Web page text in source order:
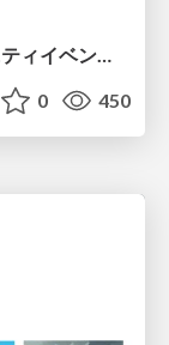
東京データプラットフォームコミュニティイベント：フェーズフリーの地域密着型情報配信プロジェクト発表資料
0 450